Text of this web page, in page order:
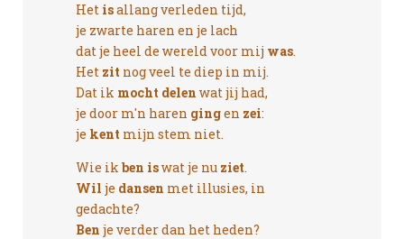
Hetisallang verleden tijd,
je zwarte haren en je lach
dat je heel de wereld voor mij was.
Het zit nog veel te diep in mij.
Dat ik mocht delen wat jij had,
je door m'n haren gingen zei:
je kent mijn stem niet.
Wie ik ben iswat je nu ziet.
Wil je dansen met illusies, in
gedachte?
Ben je verder dan het heden?